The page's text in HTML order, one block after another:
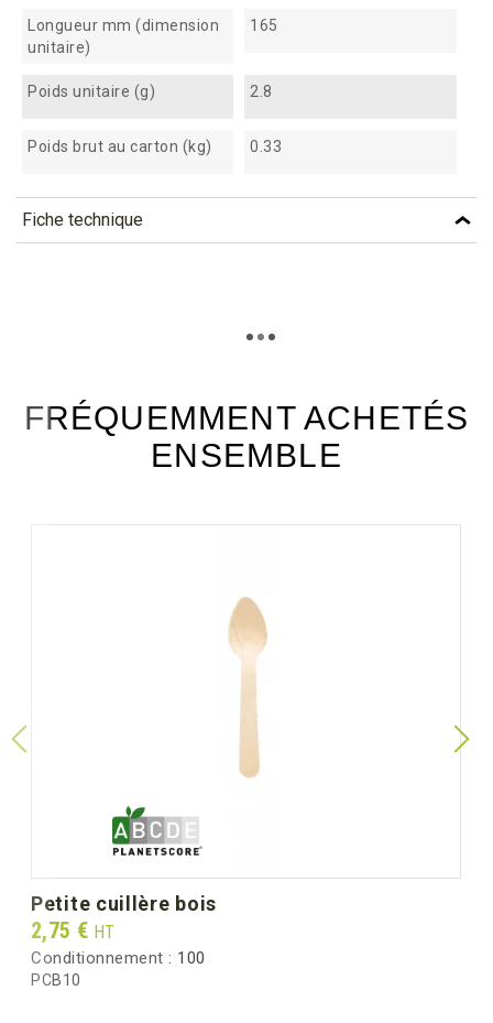
Longueur mm (dimension
unitaire)
165
Poids unitaire (g) 2.8
Poids brut au carton (kg) 0.33
Fiche technique
FRÉQUEMMENT ACHETÉS
ENSEMBLE
petite cuillère bois
Prix
2,75 € HT
Conditionnement : 100
PCB10